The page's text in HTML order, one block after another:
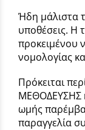
Ήδη μάλιστα
υποθέσεις. Η
προκειμένου
νομολογίας
Πρόκειται
ΜΕΘΟΔΕΥΣΗΣ
ωμής
παραγγελία